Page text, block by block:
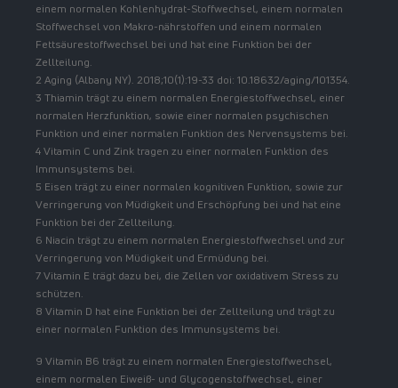
einem normalen Kohlenhydrat-Stoffwechsel, einem normalen
Stoffwechsel von Makro-nährstoffen und einem normalen
Fettsäurestoffwechsel bei und hat eine Funktion bei der
Zellteilung.
2 Aging (Albany NY). 2018;10(1):19-33 doi: 10.18632/aging/101354.
3 Thiamin trägt zu einem normalen Energiestoffwechsel, einer
normalen Herzfunktion, sowie einer normalen psychischen
Funktion und einer normalen Funktion des Nervensystems bei.
4 Vitamin C und Zink tragen zu einer normalen Funktion des
Immunsystems bei.
5 Eisen trägt zu einer normalen kognitiven Funktion, sowie zur
Verringerung von Müdigkeit und Erschöpfung bei und hat eine
Funktion bei der Zellteilung.
6 Niacin trägt zu einem normalen Energiestoffwechsel und zur
Verringerung von Müdigkeit und Ermüdung bei.
7 Vitamin E trägt dazu bei, die Zellen vor oxidativem Stress zu
schützen.
8 Vitamin D hat eine Funktion bei der Zellteilung und trägt zu
einer normalen Funktion des Immunsystems bei.
9 Vitamin B6 trägt zu einem normalen Energiestoffwechsel,
einem normalen Eiweiß- und Glycogenstoffwechsel, einer